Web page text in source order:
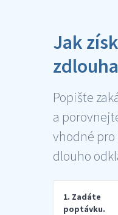
Jak
Popište
a
vhodné pro
dlouho
1. Zadáte
poptávku.